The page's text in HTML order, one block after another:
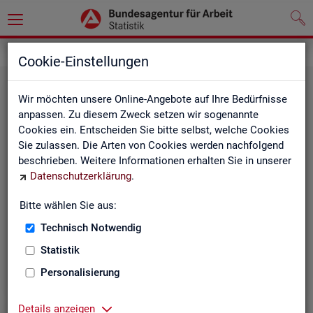
Cookie-Einstellungen
Wir möchten unsere Online-Angebote auf Ihre Bedürfnisse
anpassen. Zu diesem Zweck setzen wir sogenannte
Cookies ein. Entscheiden Sie bitte selbst, welche Cookies
Sie zulassen. Die Arten von Cookies werden nachfolgend
beschrieben. Weitere Informationen erhalten Sie in unserer
Datenschutzerklärung.
Bitte wählen Sie aus:
Technisch Notwendig
Statistik
Personalisierung
Details anzeigen
Re­gio­na­le Glie­de­run­gen
Landkreise) in den Statistiken der BA